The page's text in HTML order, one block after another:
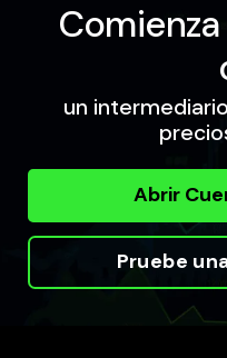
un
Abrir
Pruebe